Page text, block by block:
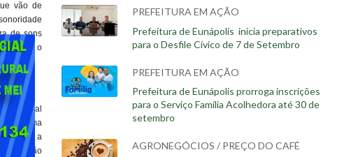
vão de
de sons
a qual o
Federal
uma
Sendo a
PREFEITURA EM AÇÃO
Prefeitura de Eunápolis inicia preparativos
para o Desfile Cívico de 7 de Setembro
PREFEITURA EM AÇÃO
Prefeitura de Eunápolis prorroga inscrições
para o Serviço Família Acolhedora até 30 de
setembro
AGRONEGÓCIOS / PREÇO DO CAFÉ